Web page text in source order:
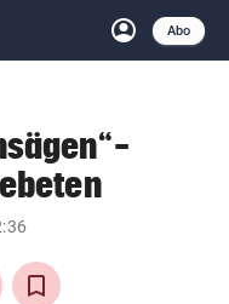
account_circle
Anmelden
Abo
close Schließen
arrow_right
arrow_right